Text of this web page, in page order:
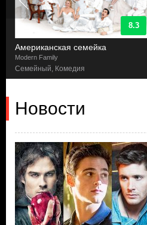
8.3
Американская семейка
Modern Family
Семейный, Комедия
Новости